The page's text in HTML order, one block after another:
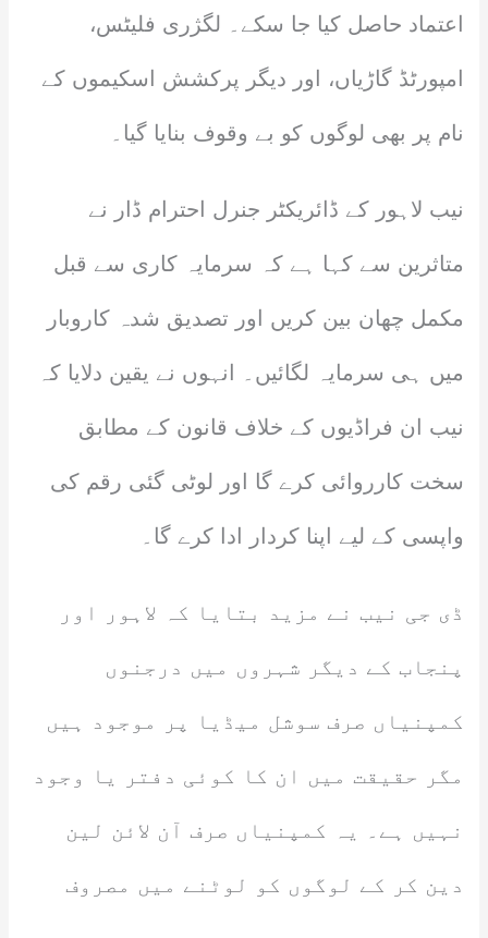
اعتماد حاصل کیا جا سکے۔ لگژری فلیٹس،
امپورٹڈ گاڑیاں، اور دیگر پرکشش اسکیموں کے
نام پر بھی لوگوں کو بے وقوف بنایا گیا۔
نیب لاہور کے ڈائریکٹر جنرل احترام ڈار نے
متاثرین سے کہا ہے کہ سرمایہ کاری سے قبل
مکمل چھان بین کریں اور تصدیق شدہ کاروبار
میں ہی سرمایہ لگائیں۔ انہوں نے یقین دلایا کہ
نیب ان فراڈیوں کے خلاف قانون کے مطابق
سخت کارروائی کرے گا اور لوٹی گئی رقم کی
واپسی کے لیے اپنا کردار ادا کرے گا۔
ڈی جی نیب نے مزید بتایا کہ لاہور اور
پنجاب کے دیگر شہروں میں درجنوں
کمپنیاں صرف سوشل میڈیا پر موجود ہیں
مگر حقیقت میں ان کا کوئی دفتر یا وجود
نہیں ہے۔ یہ کمپنیاں صرف آن لائن لین
دین کر کے لوگوں کو لوٹنے میں مصروف